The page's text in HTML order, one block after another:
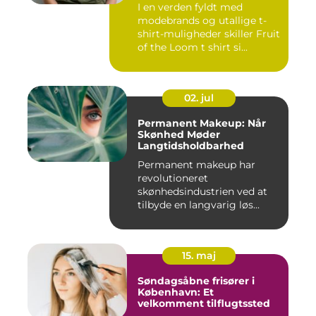
I en verden fyldt med
modebrands og utallige t-
shirt-muligheder skiller Fruit
of the Loom t shirt si...
02. jul
Permanent Makeup: Når
Skønhed Møder
Langtidsholdbarhed
Permanent makeup har
revolutioneret
skønhedsindustrien ved at
tilbyde en langvarig løs...
15. maj
Søndagsåbne frisører i
København: Et
velkomment tilflugtssted